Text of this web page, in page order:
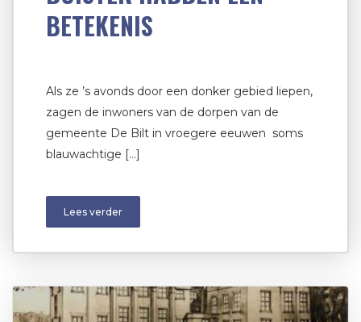
BETEKENIS
Als ze ’s avonds door een donker gebied liepen,
zagen de inwoners van de dorpen van de
gemeente De Bilt in vroegere eeuwen soms
blauwachtige […]
Lees verder